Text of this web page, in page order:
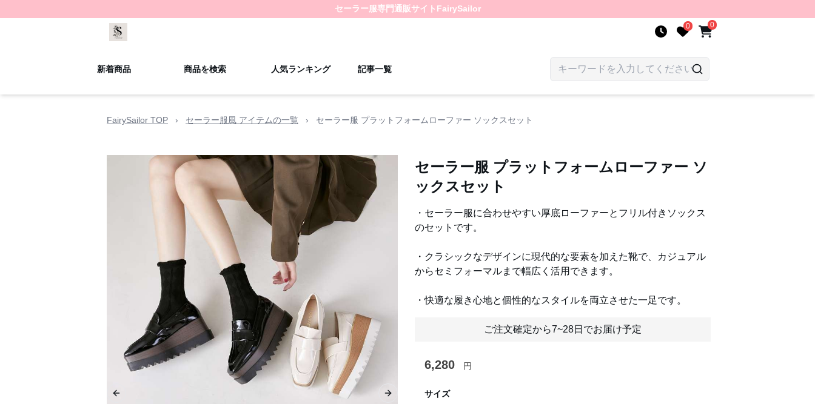
セーラー服専門通販サイト FairySailor
0 0
新着商品 商品を検索 人気ランキング 記事一覧
FairySailor TOP › セーラー服風 アイテムの一覧 › セーラー服 プラットフォームローファー ソックスセット
Previous slide Next slide
セーラー服 プラットフォームローファー ソ
ックスセット
・セーラー服に合わせやすい厚底ローファーとフリル付きソックス
のセットです。
・クラシックなデザインに現代的な要素を加えた靴で、カジュアル
からセミフォーマルまで幅広く活用できます。
・快適な履き心地と個性的なスタイルを両立させた一足です。
ご注文確定から7~28日でお届け予定
6,280 円
サイズ